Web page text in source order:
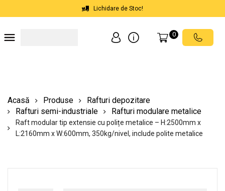
Lichidare de Stoc!
0
Acasă Produse
Rafturi depozitare
Rafturi semi-industriale
Rafturi modulare metalice
Raft modular tip extensie cu polițe metalice – H:2500mm x
L:2160mm x W:600mm, 350kg/nivel, include polite metalice